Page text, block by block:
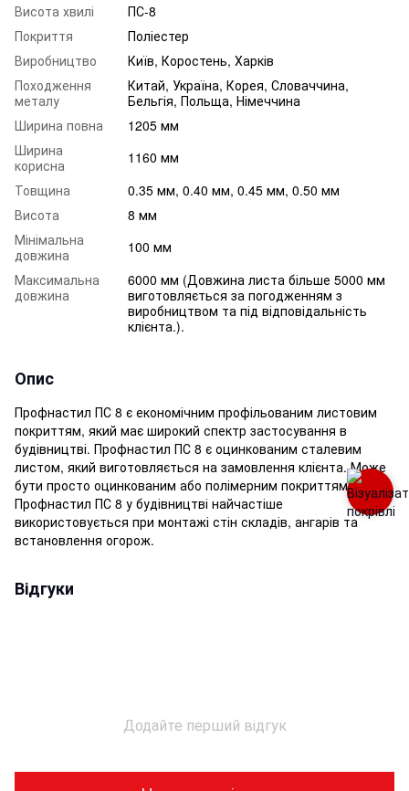
Висота хвилі
ПС-8
Покриття
Поліестер
Виробництво
Київ, Коростень, Харків
Походження
металу
Китай, Україна, Корея, Словаччина,
Бельгія, Польща, Німеччина
Ширина повна
1205 мм
Ширина
корисна
1160 мм
Товщина
0.35 мм, 0.40 мм, 0.45 мм, 0.50 мм
Висота
8 мм
Мінімальна
довжина
100 мм
Максимальна
довжина
6000 мм (Довжина листа більше 5000 мм
виготовляється за погодженням з
виробництвом та під відповідальність
клієнта.).
Опис
Профнастил ПС 8 є економічним профільованим листовим
покриттям, який має широкий спектр застосування в
будівництві. Профнастил ПС 8 є оцинкованим сталевим
листом, який виготовляється на замовлення клієнта. Може
бути просто оцинкованим або полімерним покриттям.
Профнастил ПС 8 у будівництві найчастіше
використовується при монтажі стін складів, ангарів та
встановлення огорож.
Відгуки
Додайте перший відгук